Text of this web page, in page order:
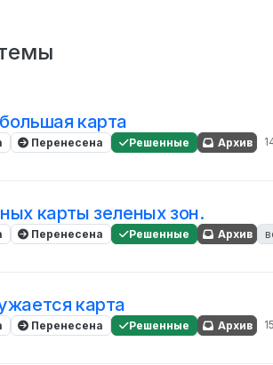
карта
Перенесена Решенные Архив
карты зеленых зон.
Перенесена Решенные Архив
карта
Перенесена Решенные Архив